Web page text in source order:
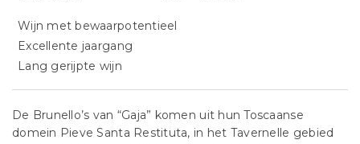
Wijn met bewaarpotentieel
Excellente jaargang
Lang gerijpte wijn
De Brunello’s van “Gaja” komen uit hun Toscaanse
domein Pieve Santa Restituta, in het Tavernelle gebied